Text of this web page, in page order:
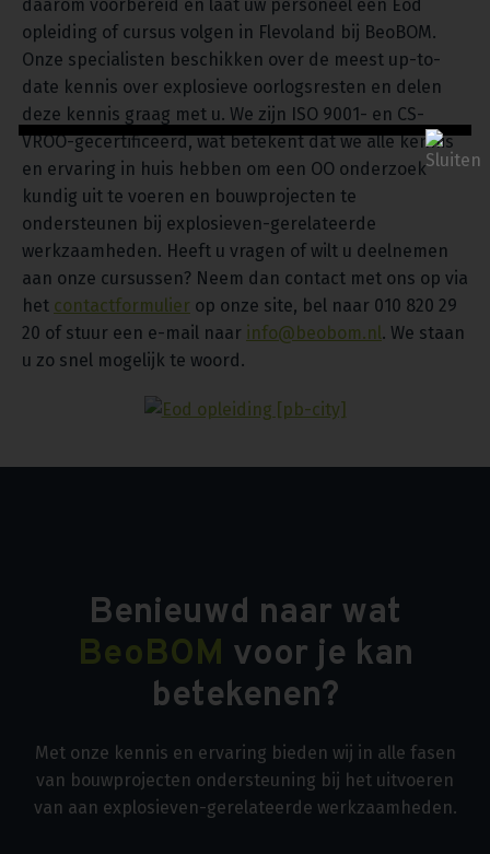
daarom voorbereid en laat uw personeel een Eod
opleiding of cursus volgen in Flevoland bij BeoBOM.
Onze specialisten beschikken over de meest up-to-
date kennis over explosieve oorlogsresten en delen
deze kennis graag met u. We zijn ISO 9001- en CS-
VROO-gecertificeerd, wat betekent dat we alle kennis
en ervaring in huis hebben om een OO onderzoek
kundig uit te voeren en bouwprojecten te
ondersteunen bij explosieven-gerelateerde
werkzaamheden. Heeft u vragen of wilt u deelnemen
aan onze cursussen? Neem dan contact met ons op via
het contactformulier op onze site, bel naar 010 820 29
20 of stuur een e-mail naar info@beobom.nl. We staan
u zo snel mogelijk te woord.
Benieuwd naar wat
BeoBOM voor je kan
betekenen?
Met onze kennis en ervaring bieden wij in alle fasen
van bouwprojecten ondersteuning bij het uitvoeren
van aan explosieven-gerelateerde werkzaamheden.